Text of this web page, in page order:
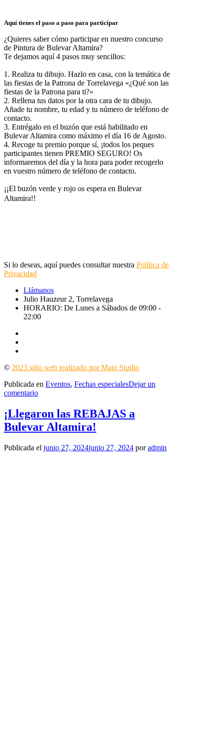
Aquí tienes el paso a paso para participar
¿Quieres saber cómo participar en nuestro concurso
de Pintura de Bulevar Altamira?
Te dejamos aquí 4 pasos muy sencillos:
1. Realiza tu dibujo. Hazlo en casa, con la temática de
las fiestas de la Patrona de Torrelavega «¿Qué son las
fiestas de la Patrona para ti?»
2. Rellena tus datos por la otra cara de tu dibujo.
Añade tu nombre, tu edad y tu número de teléfono de
contacto.
3. Entrégalo en el buzón que está habilitado en
Bulevar Altamira como máximo el día 16 de Agosto.
4. Recoge tu premio porque sí, ¡todos los peques
participantes tienen PREMIO SEGURO! Os
informaremos del día y la hora para poder recogerlo
en vuestro número de teléfono de contacto.
¡¡El buzón verde y rojo os espera en Bulevar
Altamira!!
Si lo deseas, aquí puedes consultar nuestra Política de
Privacidad
Llámanos
Julio Hauzeur 2, Torrelavega
HORARIO: De Lunes a Sábados de 09:00 -
22:00
© 2023 sitio web realizado por Maio Studio
Publicada en Eventos, Fechas especialesDejar un
comentarioen
Pintura
Fiestas
la
Patrona
¡Llegaron las REBAJAS a
Bulevar Altamira!
Publicada el junio 27, 2024junio 27, 2024 poradmin